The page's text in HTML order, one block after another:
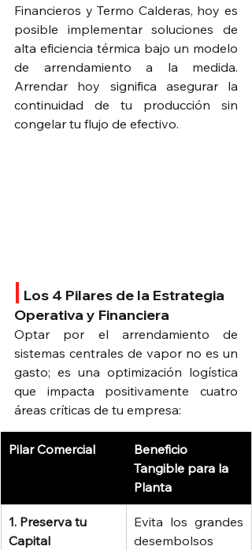
Financieros y Termo Calderas, hoy es
posible implementar soluciones de
alta eficiencia térmica bajo un modelo
de arrendamiento a la medida.
Arrendar hoy significa asegurar la
continuidad de tu producción sin
congelar tu flujo de efectivo.
| Los 4 Pilares de la Estrategia
Operativa y Financiera
Optar por el arrendamiento de
sistemas centrales de vapor no es un
gasto; es una optimización logística
que impacta positivamente cuatro
áreas críticas de tu empresa:
Pilar Comercial
Beneficio
Tangible para la
Planta
1. Preserva tu
Capital
Evita los grandes
desembolsos